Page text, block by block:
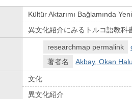
Kültür Aktarımı Bağlamında
異文化紹介にみるトルコ語教科
researchmap permalink
著者名
Akbay, Okan
文化
異文化紹介